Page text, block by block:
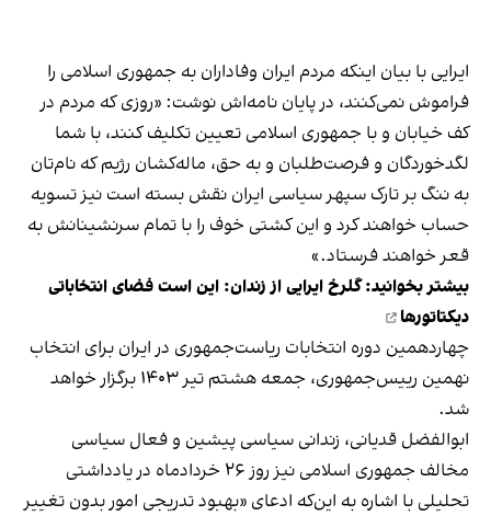
ایرایی با بیان اینکه مردم ایران وفاداران به جمهوری اسلامی را
فراموش نمی‌کنند، در پایان نامه‌اش نوشت: «روزی که مردم در
کف خیابان و با جمهوری اسلامی تعیین تکلیف کنند، با شما
لگدخوردگان و فرصت‌طلبان و به حق، ماله‌کشان رژیم که نام‌تان
به ننگ بر تارک سپهر سیاسی ایران نقش بسته است نیز تسویه
حساب خواهند کرد و این کشتی خوف را با تمام سرنشینانش به
قعر خواهند فرستاد.»
بیشتر بخوانید:گلرخ ایرایی از زندان: این است فضای انتخاباتی
دیکتاتورها
چهاردهمین دوره انتخابات ریاست‌جمهوری در ایران برای انتخاب
نهمین رییس‌جمهوری،
جمعه هشتم تیر ۱۴۰۳ برگزار خواهد
شد.
ابوالفضل قدیانی، زندانی سیاسی پیشین و فعال سیاسی
مخالف جمهوری اسلامی نیز روز ۲۶ خردادماه در یادداشتی
تحلیلی با اشاره به این‌که ادعای «بهبود تدریجی امور بدون تغییر